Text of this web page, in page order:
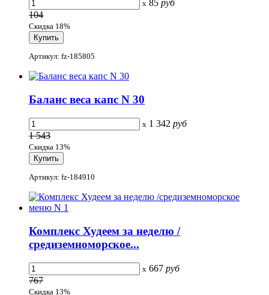
x 85 руб
104
Скидка 18%
Артикул: fz-185805
Баланс веса капс N 30
x 1 342 руб
1 543
Скидка 13%
Артикул: fz-184910
Комплекс Худеем за неделю /
средиземноморское...
x 667 руб
767
Скидка 13%